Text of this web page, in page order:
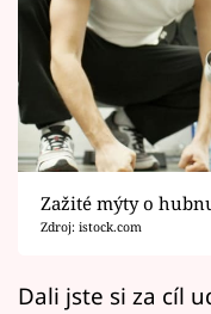
Seriály
Horoskopy
Sledujte
Filmový
Zažité mýty o
Zdroj: istock.com
Dali jste si za cíl